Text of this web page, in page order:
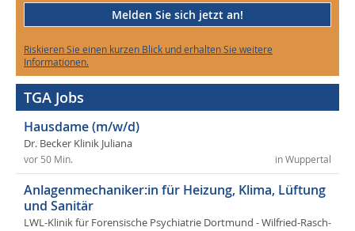
Melden Sie sich jetzt an!
Riskieren Sie einen kurzen Blick und erhalten Sie weitere
Informationen.
TGA Jobs
Hausdame (m/w/d)
Dr. Becker Klinik Juliana
in Wuppertal
vor 50 Min.
Anlagenmechaniker:in für Heizung, Klima, Lüftung
und Sanitär
LWL-Klinik für Forensische Psychiatrie Dortmund - Wilfried-Rasch-